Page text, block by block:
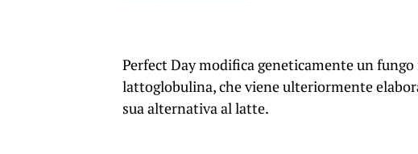
Perfect Day modifica geneticamente un
lattoglobulina, che viene ulteriormente
sua alternativa al latte.